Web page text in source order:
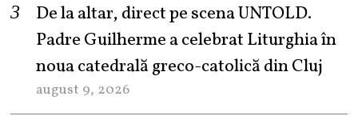
De la altar, direct pe scena UNTOLD.
Padre Guilherme a celebrat Liturghia în
noua catedrală greco-catolică din Cluj
august 9, 2026